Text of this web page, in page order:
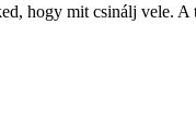
hogy mit csinálj vele.